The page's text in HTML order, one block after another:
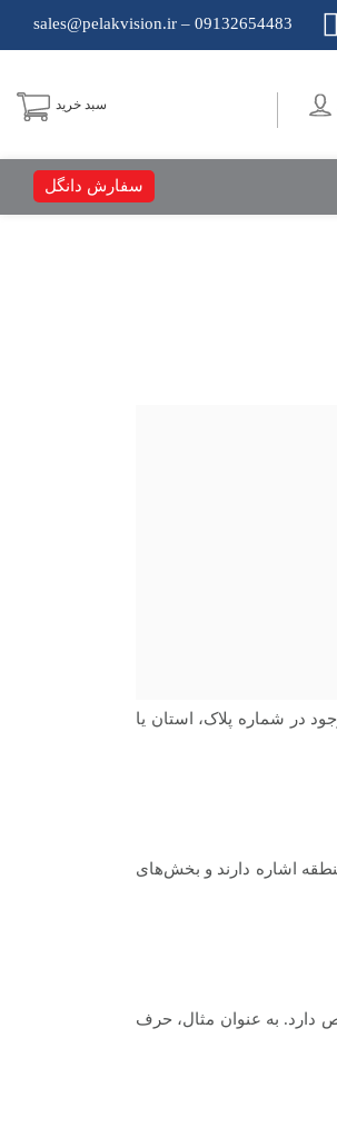
09132654483 – sales@pelakvision.ir
سبد خرید
سفارش دانگل
در شماره پلاک، استان یا
اشاره دارند و بخش‌های
دارد. به عنوان مثال، حرف